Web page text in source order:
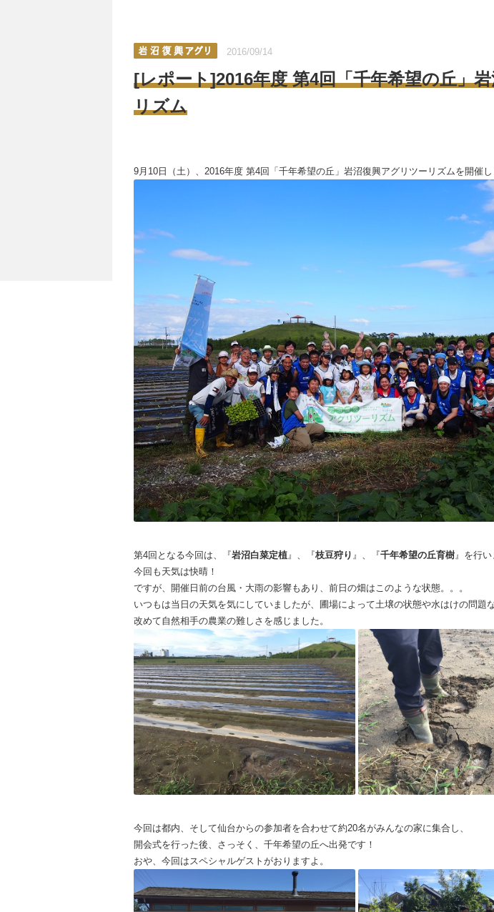
2016/09/14
[レポート]2016年度 第4回「千年希望の丘」
リズム
9月10日（土）、2016年度 第4回「千年希望の丘」岩沼復興アグリツーリズムを開催し
第4回となる今回は、『岩沼白菜定植』、『枝豆狩り 』、『千年希望の丘育樹』を行い
今回も天気は快晴！
ですが、開催日前の台風・大雨の影響もあり、前日の畑はこのような状態。。。
いつもは当日の天気を気にしていましたが、圃場によって土壌の状態や水はけの問題
改めて自然相手の農業の難しさを感じました。
今回は都内、そして仙台からの参加者を合わせて約20名がみんなの家に集合し、
開会式を行った後、さっそく、千年希望の丘へ出発です！
おや、今回はスペシャルゲストがおりますよ。